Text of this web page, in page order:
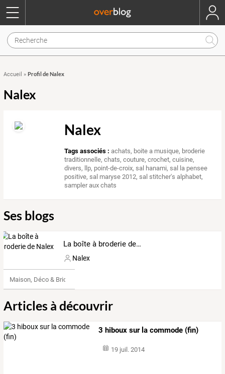
Accueil » Profil de Nalex
Nalex
Nalex
Tags associés : achats, boite a musique, broderie
traditionnelle,chats,couture,crochet,cuisine,
divers, llp, point-de-croix,sal hanami,sal la pensee
positive,sal maryse 2012,sal stitcher's alphabet,
sampler aux chats
Ses blogs
La boîte à broderie de Nalex
Nalex
Maison, Déco & Bricolage
Articles à découvrir
3 hiboux sur la commode (fin)
19 juil. 2014